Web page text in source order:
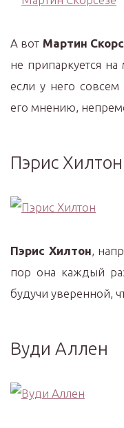
А вот Мартин
не припаркуется
если у него
его мнению,
Пэрис Хилтон
Пэрис Хилтон,
пор она каждый
будучи уверенной,
Вуди Аллен